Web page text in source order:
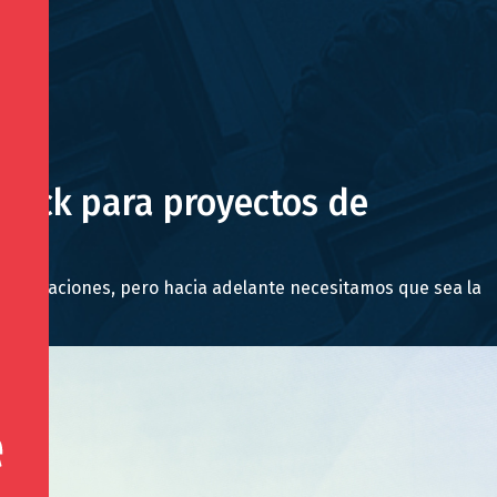
para proyectos de
pero hacia adelante necesitamos que sea la